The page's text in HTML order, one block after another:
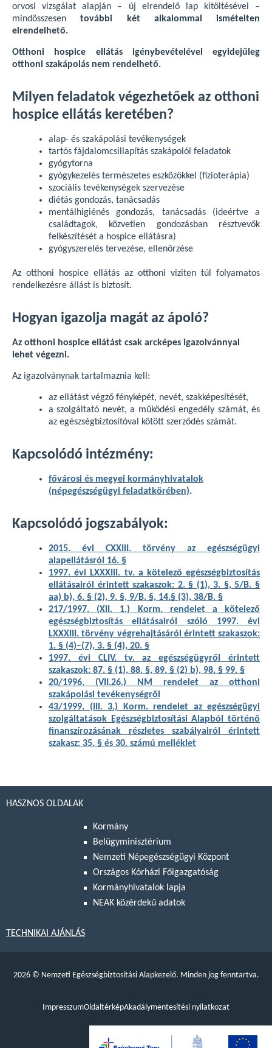
orvosi vizsgálat alapján – új elrendelő lap kitöltésével –
mindösszesentovábbi két alkalommal ismételten
elrendelhető.
Otthoni hospice ellátás igénybevételével egyidejűleg
otthoni szakápolás nem rendelhető.
Milyen feladatok végezhetőek az otthoni
hospice ellátás keretében?
alap- és szakápolási tevékenységek
tartós fájdalomcsillapítás szakápolói feladatok
gyógytorna
gyógykezelés természetes eszközökkel (fizioterápia)
szociális tevékenységek szervezése
diétás gondozás, tanácsadás
mentálhigiénés gondozás, tanácsadás (ideértve a
családtagok, közvetlen gondozásban résztvevők
felkészítését a hospice ellátásra)
gyógyszerelés tervezése, ellenőrzése
Az otthoni hospice ellátás az otthoni viziten túl folyamatos
rendelkezésre állást is biztosít.
Hogyan igazolja magát az ápoló?
Az otthoni hospice ellátást csak arcképes igazolvánnyal
lehet végezni.
Az igazolványnak tartalmaznia kell:
az ellátást végző fényképét, nevét, szakképesítését,
a szolgáltató nevét, a működési engedély számát, és
az egészségbiztosítóval kötött szerződés számát.
Kapcsolódó intézmény:
fővárosi és megyei kormányhivatalok
(népegészségügyi feladatkörében).
Kapcsolódó jogszabályok:
2015. évi CXXIII. törvény az egészségügyi
alapellátásról 16. §
1997. évi LXXXIII. tv. a kötelező egészségbiztosítás
ellátásairól érintett szakaszok: 2. § (1), 3. §, 5/B. §
aa) b), 6. § (2), 9. §, 9/B. §, 14.§ (3), 38/B. §
217/1997. (XII. 1.) Korm. rendelet a kötelező
egészségbiztosítás ellátásairól szóló 1997. évi
LXXXIII. törvény végrehajtásáról érintett szakaszok:
1. § (4)–(7), 3. § (4), 20. §
1997. évi CLIV. tv. az egészségügyről érintett
szakaszok: 87. § (1), 88. §, 89. § (2) b), 98. § 99. §
20/1996. (VII.26.) NM rendelet az otthoni
szakápolási tevékenységről
43/1999. (III. 3.) Korm. rendelet az egészségügyi
szolgáltatások Egészségbiztosítási Alapból történő
finanszírozásának részletes szabályairól érintett
szakasz: 35. § és 30. számú melléklet
HASZNOS OLDALAK
Kormány
Belügyminisztérium
Nemzeti Népegészségügyi Központ
Országos Kórházi Főigazgatóság
Kormányhivatalok lapja
NEAK közérdekű adatok
TECHNIKAI AJÁNLÁS
2026 © Nemzeti Egészségbiztosítási Alapkezelő. Minden jog fenntartva.
ImpresszumOldaltérképAkadálymentesítési nyilatkozat